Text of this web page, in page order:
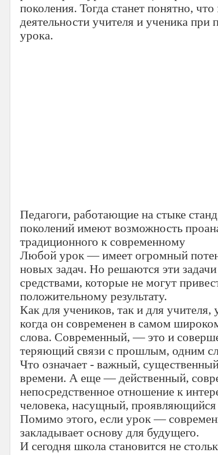
поколения. Тогда станет понятно,
деятельности учителя и ученика при
урока.
Педагоги, работающие на стыке
поколений имеют возможность
традиционного к современному
Любой урок — имеет огромный
новых задач. Но решаются эти
средствами, которые не могут
положительному результату.
Как для учеников, так и для учителя,
когда он современен в самом
слова. Современный, — это и
теряющий связи с прошлым, одним
Что означает - важный,
времени. А еще — действенный,
непосредственное отношение к
человека, насущный, проявляющийся
Помимо этого, если урок —
закладывает основу для будущего.
И сегодня школа становится не